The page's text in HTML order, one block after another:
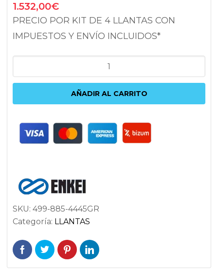
1.532,00€
PRECIO POR KIT DE 4 LLANTAS CON
IMPUESTOS Y ENVÍO INCLUIDOS*
TS10
5X112
72.6
PLATA
AÑADIR AL CARRITO
SKU: 499-885-4445GR
Categoría: LLANTAS